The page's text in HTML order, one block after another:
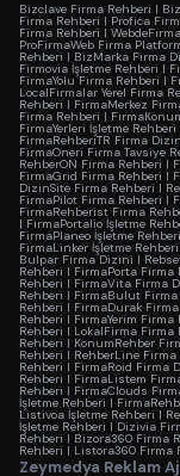
Bizclave Firma Rehberi |
Firma Rehberi | Profica
Firma Rehberi |
ProFirmaWeb Firma
Rehberi | BizMarka Firma
Firmovia İşletme Rehberi |
FirmaYolu Firma Rehberi |
LocalFirmalar Yerel Firma
Rehberi | FirmaMerkez
Firma Rehberi |
FirmaYerleri İşletme Rehberi
FirmaRehberiTR Firma
FirmaOneri Firma Tavsiye
RehberON Firma Rehberi |
FirmaGrid Firma Rehberi |
DizinSite Firma Rehberi |
FirmaPilot Firma Rehberi |
FirmaRehberist Firma
| FirmaPortalio İşletme
FirmaPlaneo İşletme Rehberi
FirmaLinker İşletme Rehberi
Bulpar Firma Dizini |
Rehberi | FirmaPorta Firma
Rehberi | FirmaVita Firma
Rehberi | FirmaBulut
Rehberi | FirmaDurak
Rehberi | FirmaYerim Firma
Rehberi | LokalFirma Firma
Rehberi | KonumRehber
Rehberi | RehberLine
Rehberi | FirmaRoid Firma
Rehberi | FirmaListem
Rehberi | FirmaClouds
İşletme Rehberi |
Listivoa İşletme Rehberi |
İşletme Rehberi | Dizivia
Rehberi | Bizora360 Firma
Rehberi | Listora360 Firma
Zeymedya Reklam